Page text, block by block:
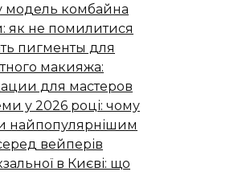
модель комбайна
як не помилитися
пигменты для
макияжа:
для мастеров
у 2026 році: чому
найпопулярнішим
вейперів
в Києві: що